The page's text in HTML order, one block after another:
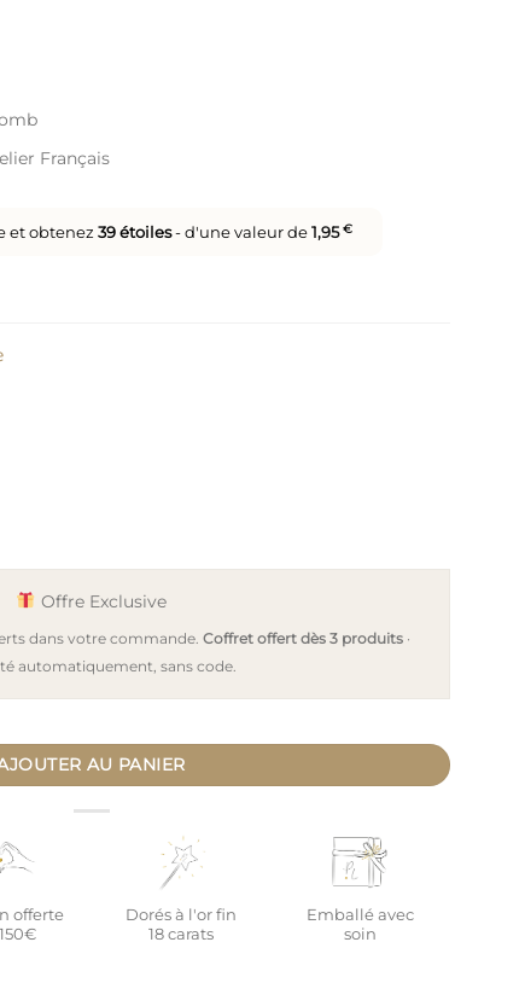
Français
et obtenez 39étoiles- d'une valeur de1,95€
Offre Exclusive
dans votre commande. Coffret offert dès 3 produits ·
automatiquement, sans code.
- Futur ou jeune Papa
AU PANIER
offerte
Dorés à l'or fin
18 carats
Emballé avec
soin